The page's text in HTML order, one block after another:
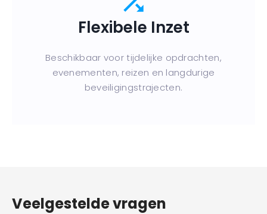
Flexibele Inzet
Beschikbaar voor tijdelijke opdrachten,
evenementen, reizen en langdurige
beveiligingstrajecten.
Veelgestelde vragen